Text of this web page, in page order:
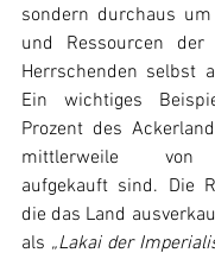
sondern durchaus
und Ressourcen
Herrschenden selbst
Ein wichtiges
Prozent des
mittlerweile von
aufgekauft sind. Die
die das Land
als „Lakai der